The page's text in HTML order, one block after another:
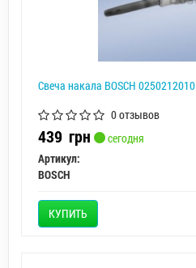
Свеча накала BOSCH 0250212010
0 отзывов
439 грн
сегодня
Артикул:
BOSCH
КУПИТЬ